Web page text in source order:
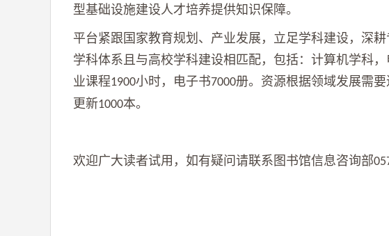
型基础设施建设人才培养提供知识保障。
平台紧跟国家教育规划、产业发展，立足学科建设，深
学科体系且与高校学科建设相匹配，包括：计算机学科
业课程1900小时，电子书7000册。资源根据领域发展需
更新1000本。
欢迎广大读者试用，如有疑问请联系图书馆信息咨询部